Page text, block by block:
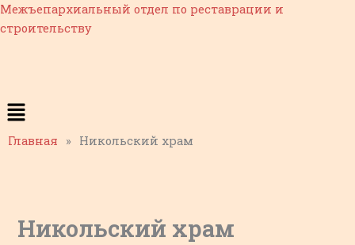
Перейти
к
Межъепархиальный отдел по реставрации и
строительству
Меню
Главная » Никольский храм
Никольский храм